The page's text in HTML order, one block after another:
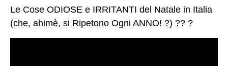
Le Cose ODIOSE e IRRITANTI del Natale in Italia
(che, ahimè, si Ripetono Ogni ANNO! ?) ?? ?